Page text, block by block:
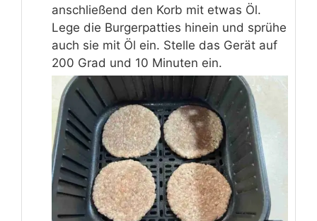
anschließend den Korb mit etwas Öl.
Lege die Burgerpatties hinein und sprühe
auch sie mit Öl ein. Stelle das Gerät auf
200 Grad und 10 Minuten ein.